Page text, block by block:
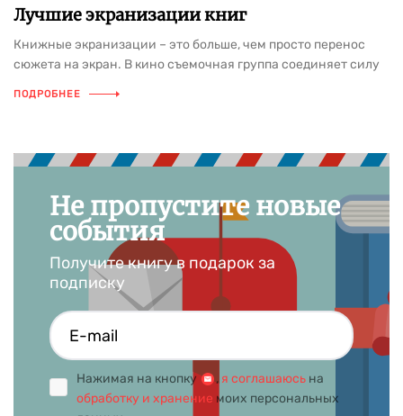
Лучшие экранизации книг
Книжные экранизации – это больше, чем просто перенос
сюжета на экран. В кино съемочная группа соединяет силу
впечатляют не меньше, чем сами книги. Взять к примеру
Они позволят вновь пережить знакомые чувства, но уже в
ПОДРОБНЕЕ
Не пропустите новые
события
Получите книгу в подарок за
подписку
Нажимая на кнопку , я соглашаюсь на
обработку и хранение моих персональных